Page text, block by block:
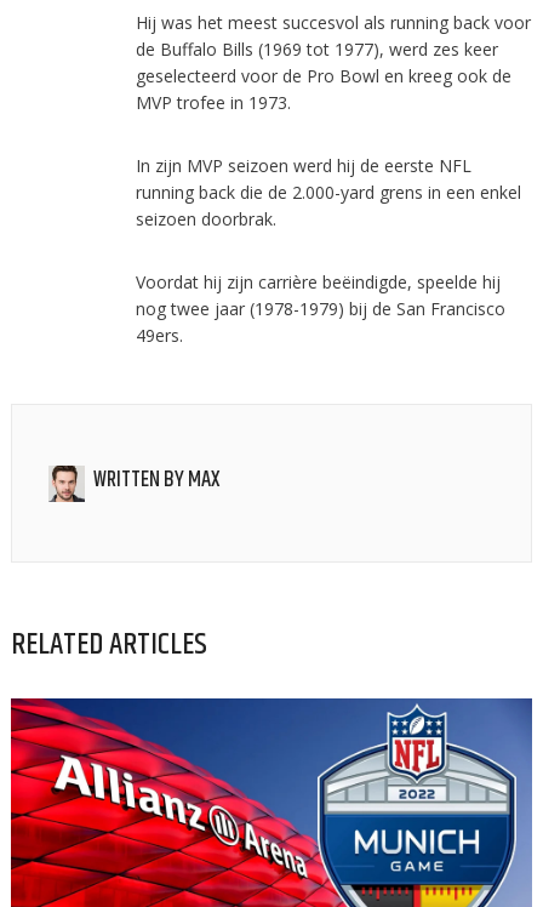
Hij was het meest succesvol als running back voor
de Buffalo Bills (1969 tot 1977), werd zes keer
geselecteerd voor de Pro Bowl en kreeg ook de
MVP trofee in 1973.
In zijn MVP seizoen werd hij de eerste NFL
running back die de 2.000-yard grens in een enkel
seizoen doorbrak.
Voordat hij zijn carrière beëindigde, speelde hij
nog twee jaar (1978-1979) bij de San Francisco
49ers.
WRITTEN BYMAX
RELATED ARTICLES